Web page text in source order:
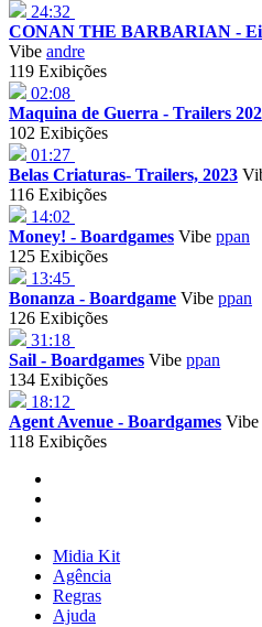
24:32
CONAN THE BARBARIAN -
Vibe andre
119 Exibições
02:08
Maquina de Guerra - Trailers
102 Exibições
01:27
Belas Criaturas- Trailers, 2023
116 Exibições
14:02
Money! - Boardgames Vibe ppan
125 Exibições
13:45
Bonanza - Boardgame Vibe ppan
126 Exibições
31:18
Sail - Boardgames Vibe ppan
134 Exibições
18:12
Agent Avenue - Boardgames Vibe
118 Exibições
Midia Kit
Agência
Regras
Ajuda